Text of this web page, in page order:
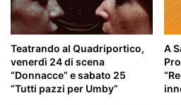
Teatrando al Quadriportico,
venerdì 24 di scena
“Donnacce” e sabato 25
“Tutti pazzi per Umby”
A